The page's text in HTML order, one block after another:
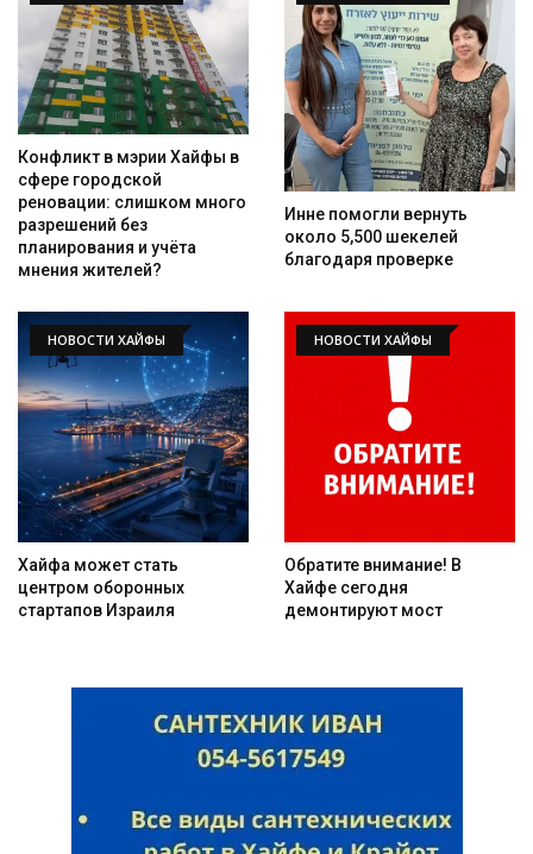
Конфликт в мэрии Хайфы в
сфере городской
реновации: слишком много
разрешений без
планирования и учёта
мнения жителей?
Инне помогли вернуть
около 5,500 шекелей
благодаря проверке
НОВОСТИ ХАЙФЫ
Хайфа может стать
центром оборонных
стартапов Израиля
НОВОСТИ ХАЙФЫ
Обратите внимание! В
Хайфе сегодня
демонтируют мост